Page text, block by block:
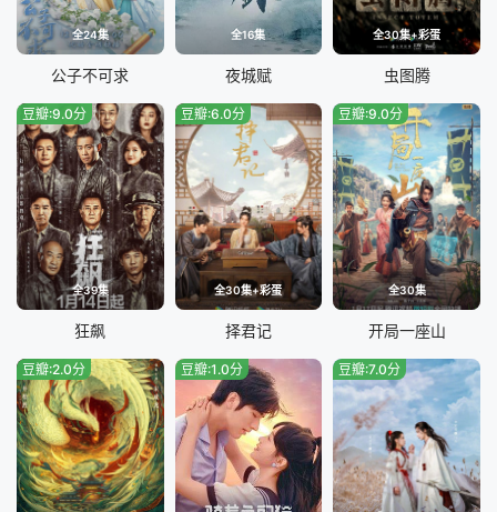
全24集
公子不可求
全16集
夜城赋
全30集+彩蛋
虫图腾
全39集
豆瓣:9.0分
狂飙
全30集+彩蛋
豆瓣:6.0分
择君记
全30集
豆瓣:9.0分
开局一座山
豆瓣:2.0分 豆瓣:1.0分 豆瓣:7.0分